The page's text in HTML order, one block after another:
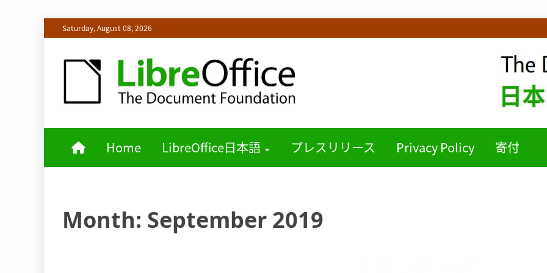
Skip
content
Saturday, August 08, 2026
LIBREOFFICE日本語チーム
Home LibreOffice日本語 プレスリリース Privacy Policy 寄付
Month: September 2019